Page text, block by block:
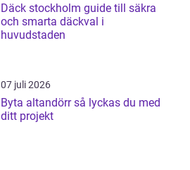
Däck stockholm guide till säkra
och smarta däckval i
huvudstaden
07 juli 2026
Byta altandörr så lyckas du med
ditt projekt